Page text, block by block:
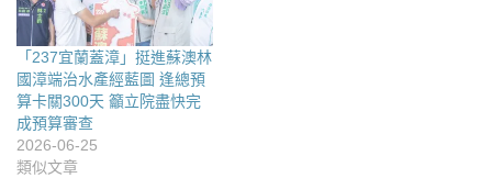
「237宜蘭蓋漳」挺進蘇澳林
國漳端治水產經藍圖 逢總預
算卡關300天 籲立院盡快完
成預算審查
2026-06-25
類似文章